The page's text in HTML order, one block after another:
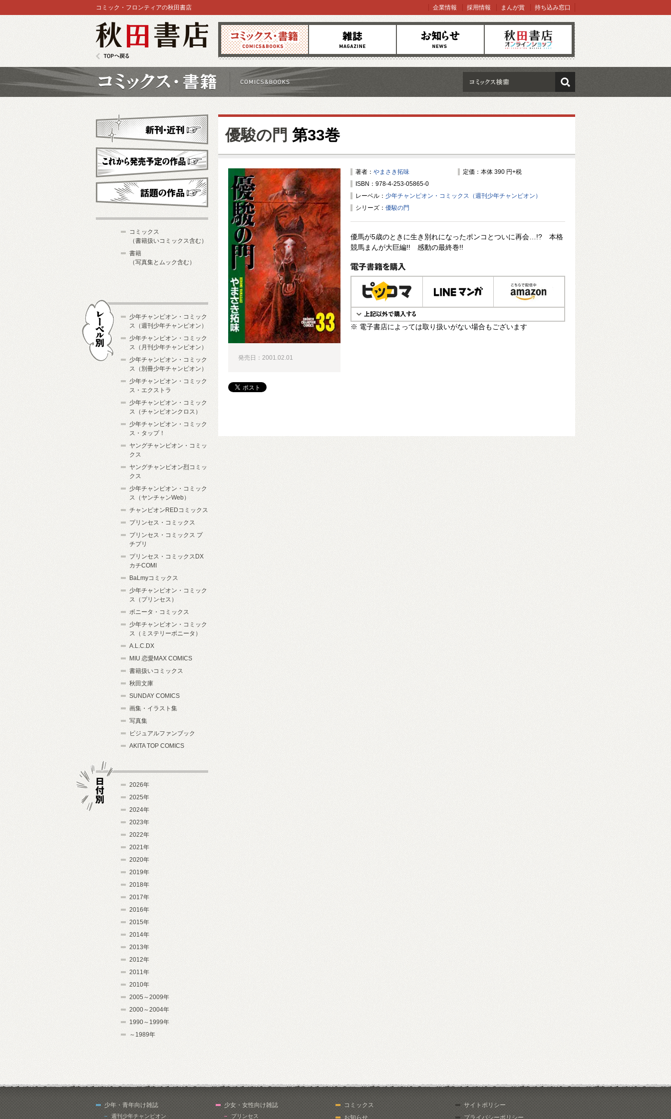
コミックス 雑誌 お知らせ オンラインショップ
コミック・フロンティアの秋田書店 企業情報 採用情報 まんが賞 持ち込み窓口
検索
優駿の門 第33巻
著者： やまさき拓味
定価：本体 390 円+税
ISBN：978-4-253-05865-0
レーベル： 少年チャンピオン・コミックス（週刊少年チャンピオン）
シリーズ： 優駿の門
優馬が5歳のときに生き別れになったポンコとついに再会…!? 本格
競馬まんが大巨編!! 感動の最終巻!!
電子書籍で購入
※ 電子書店によっては取り扱いがない場合もございます
発売日：2001.02.01
新刊・近刊
これから発売予定
コミックス
（書籍扱いコミックス含む）
書籍
（写真集とムック含む）
少年チャンピオン・コミック
ス（週刊少年チャンピオン）
少年チャンピオン・コミック
ス（月刊少年チャンピオン）
少年チャンピオン・コミック
ス（別冊少年チャンピオン）
少年チャンピオン・コミック
ス・エクストラ
少年チャンピオン・コミック
ス（チャンピオンクロス）
少年チャンピオン・コミック
ス・タップ！
ヤングチャンピオン・コミッ
クス
ヤングチャンピオン烈コミッ
クス
少年チャンピオン・コミック
ス（ヤンチャンWeb）
チャンピオンREDコミックス
プリンセス・コミックス
プリンセス・コミックス プ
チプリ
プリンセス・コミックスDX
カチCOMI
BaLmyコミックス
少年チャンピオン・コミック
ス（プリンセス）
ボニータ・コミックス
少年チャンピオン・コミック
ス（ミステリーボニータ）
A.L.C.DX
MIU 恋愛MAX COMICS
書籍扱いコミックス
秋田文庫
SUNDAY COMICS
画集・イラスト集
写真集
ビジュアルファンブック
AKITA TOP COMICS
2026年
2025年
2024年
2023年
2022年
2021年
2020年
2019年
2018年
2017年
2016年
2015年
2014年
2013年
2012年
2011年
2010年
2005～2009年
2000～2004年
1990～1999年
～1989年
少年・青年向け雑誌
週刊少年チャンピオン
少女・女性向け雑誌
プリンセス
コミックス
お知らせ
サイトポリシー
プライバシーポリシー